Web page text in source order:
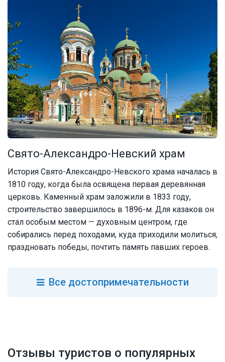
Свято-Александро-Невский храм
История Свято-Александро-Невского храма началась в
1810 году, когда была освящена первая деревянная
церковь. Каменный храм заложили в 1833 году,
строительство завершилось в 1896-м. Для казаков он
стал особым местом — духовным центром, где
собирались перед походами, куда приходили молиться,
праздновать победы, почтить память павших героев.
Вседостопримечательности
Отзывы туристов о популярных